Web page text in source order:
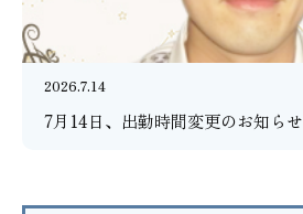
2026.7.14
7月14日、出勤時間変更のお知らせ